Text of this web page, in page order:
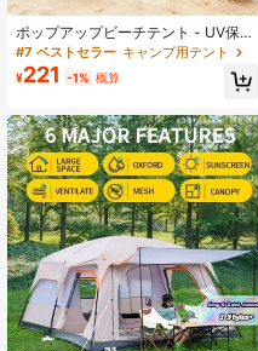
ポップアップビーチテント - UV保護
サンシェード、軽量ビーチテント、
アウトドアアドベンチャーキャノピ
ー - 30秒クイックセットアップ - ビ
ュージックフェスティバルキャンプ
ギア - バックヤードシェード - スポ
ーツイベントサンシェード - 緊急日
よけ、キャンプギア、キャンプの必
需品
#7 ベストセラー キャンプ用テント
¥221 -1% 概算